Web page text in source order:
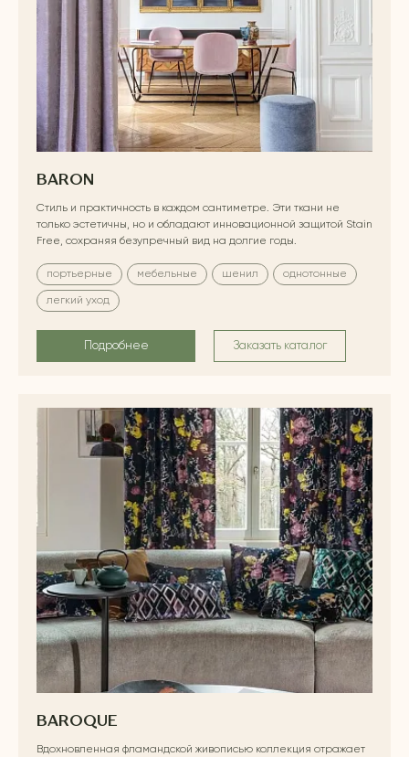
BARON
Стиль и практичность в каждом сантиметре. Эти ткани не
только эстетичны, но и обладают инновационной защитой Stain
Free, сохраняя безупречный вид на долгие годы.
портьерные мебельные шенил однотонные
легкий уход
Подробнее Заказать каталог
BAROQUE
Вдохновленная фламандской живописью коллекция отражает